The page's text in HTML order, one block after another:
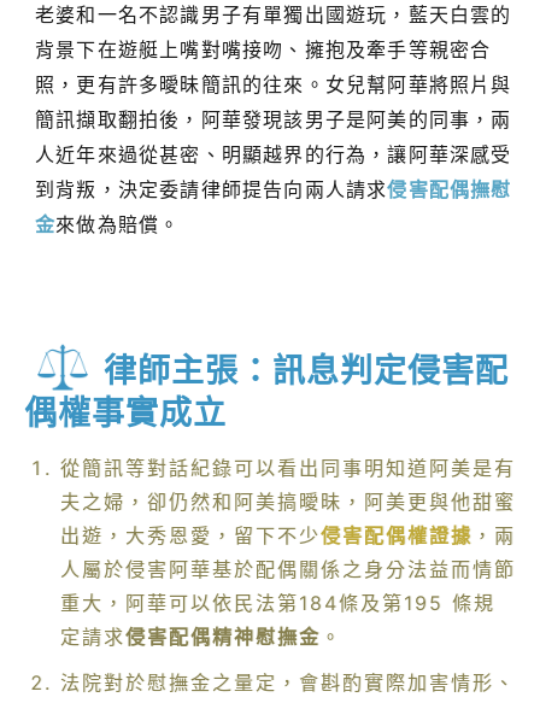
老婆和一名不認識男子有單獨出國遊玩，藍天白雲的
背景下在遊艇上嘴對嘴接吻、擁抱及牽手等親密合
照，更有許多曖昧簡訊的往來。女兒幫阿華將照片與
簡訊擷取翻拍後，阿華發現該男子是阿美的同事，兩
人近年來過從甚密、明顯越界的行為，讓阿華深感受
到背叛，決定委請律師提告向兩人請求侵害配偶撫慰
金來做為賠償。
律師主張：訊息判定侵害配
偶權事實成立
從簡訊等對話紀錄可以看出同事明知道阿美是有
夫之婦，卻仍然和阿美搞曖昧，阿美更與他甜蜜
出遊，大秀恩愛，留下不少侵害配偶權證據 ，兩
人屬於侵害阿華基於配偶關係之身分法益而情節
重大，阿華可以依民法第184條及第195 條規
定請求侵害配偶精神慰撫金 。
法院對於慰撫金之量定，會斟酌實際加害情形、